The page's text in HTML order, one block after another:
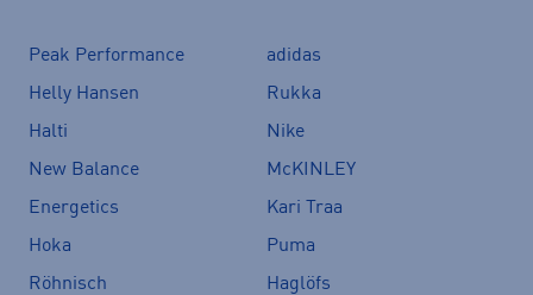
Peak Performance
adidas
Helly Hansen
Rukka
Halti
Nike
New Balance
McKINLEY
Energetics
Kari Traa
Hoka
Puma
Röhnisch
Haglöfs